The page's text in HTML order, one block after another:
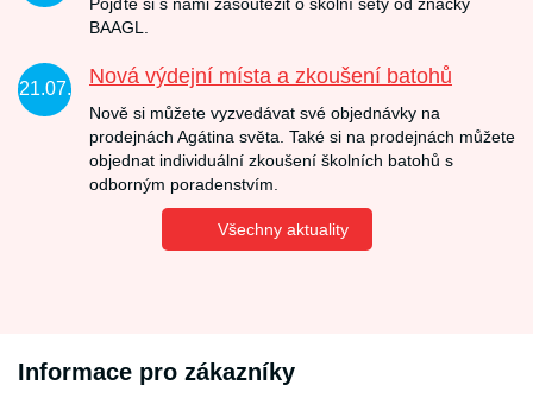
Pojďte si s námi zasoutěžit o školní sety od značky
BAAGL.
21.07.
Nová výdejní místa a zkoušení batohů
Nově si můžete vyzvedávat své objednávky na
prodejnách Agátina světa. Také si na prodejnách můžete
objednat individuální zkoušení školních batohů s
odborným poradenstvím.
Všechny aktuality
Informace pro zákazníky